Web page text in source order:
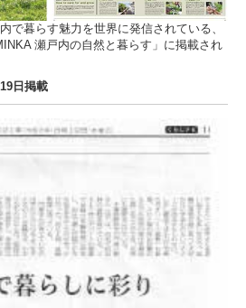
で暮らす魅力を世界に発信されている、
瀬戸内の自然と暮らす」に掲載され
日掲載